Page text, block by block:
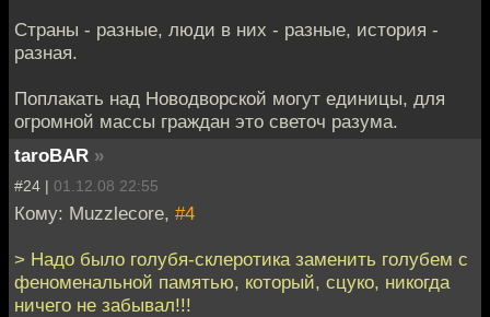
Страны - разные, люди в них - разные, история -
разная.
Поплакать над Новодворской могут единицы, для
огромной массы граждан это светоч разума.
taroBAR »
#24 | 01.12.08 22:55
Кому: Muzzlecore, #4
> Надо было голубя-склеротика заменить голубем с
феноменальной памятью, который, сцуко, никогда
ничего не забывал!!!